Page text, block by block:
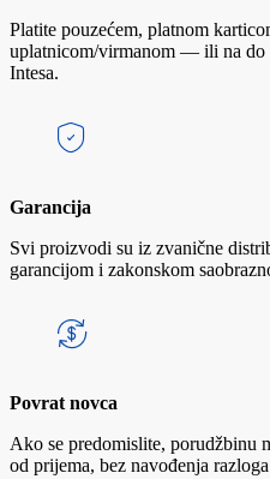
Platite pouzećem, platnom
uplatnicom/virmanom — ili na do
Intesa.
Garancija
Svi proizvodi su iz zvanične
garancijom i zakonskom
Povrat novca
Ako se predomislite, porudžbinu
od prijema, bez navođenja